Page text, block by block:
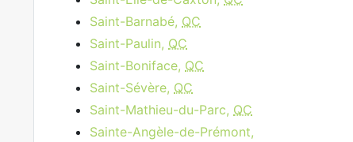
Data Plan 30 Days - 8 GB
$74.00 per month
Saint-Barnabé, QC
Saint-Paulin, QC
Saint-Boniface, QC
Saint-Sévère, QC
Saint-Mathieu-du-Parc, QC
Sainte-Angèle-de-Prémont,